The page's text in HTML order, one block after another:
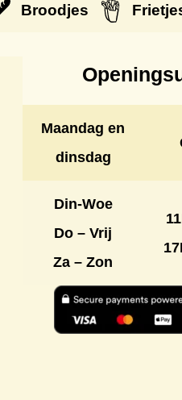
Broodjes
Maandag en
dinsdag
Din-Woe
Do – Vrij
Za – Zon